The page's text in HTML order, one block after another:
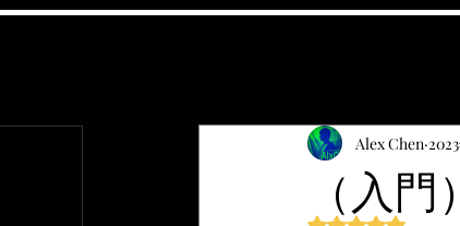
（入
Alex Chen